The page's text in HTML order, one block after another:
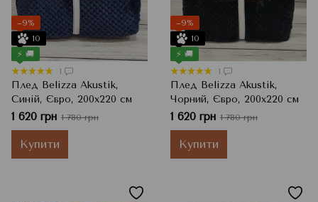
−9%
10
⚡ 🚚
1
Плед Belizza Akustik,
Синій, Євро, 200x220 см
1 620 грн 1 780 грн
Купити
−9%
10
⚡ 🚚
1
Плед Belizza Akustik,
Чорний, Євро, 200x220 см
1 620 грн 1 780 грн
Купити